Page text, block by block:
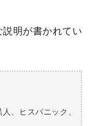
明が書かれてい
、ヒスパニック、